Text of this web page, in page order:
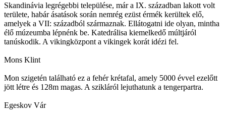
Skandinávia legrégebbi települése, már a IX. században lakott volt
területe, habár ásatások során nemrég ezüst érmék kerültek elő,
amelyek a VII: századból származnak. Ellátogatni ide olyan, mintha
élő múzeumba lépnénk be. Katedrálisa kiemelkedő múltjáról
tanúskodik. A vikingközpont a vikingek korát idézi fel.
Mons Klint
Mon szigetén található ez a fehér krétafal, amely 5000 évvel ezelőtt
jött létre és 128m magas. A szikláról lejuthatunk a tengerpartra.
Egeskov Vár